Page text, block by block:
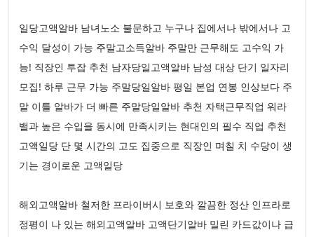
일당고액알바 남녀노소 불문하고 누구나 집에서나 밖에서나 고
수익 달성이 가능 주말고소득알바 주말만 근무해도 고수익 가
능! 직장인 투잡 추천 남자당일고액알바 남성 대상 단기 일자리
모집! 하루 근무 가능 주말당일알바 평일 본업 연봉 인상보다 주
말 이틀 알바가 더 빠른 주말당일알바 추천 자택근무직업 워라
밸과 높은 수입을 동시에 만족시키는 현대인의 필수 직업 추천
고액일당 단 몇 시간의 고도 집중으로 직장인 며칠 치 수당이 생
기는 경이로운 고액일당
해외고액알바 철저한 프라이버시 보호와 깔끔한 정산 인프라로
정평이 나 있는 해외고액알바 고액단기알바 밀린 카드값이나 급